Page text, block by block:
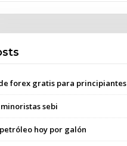
forex gratis para principiantes
sebi
hoy por galón